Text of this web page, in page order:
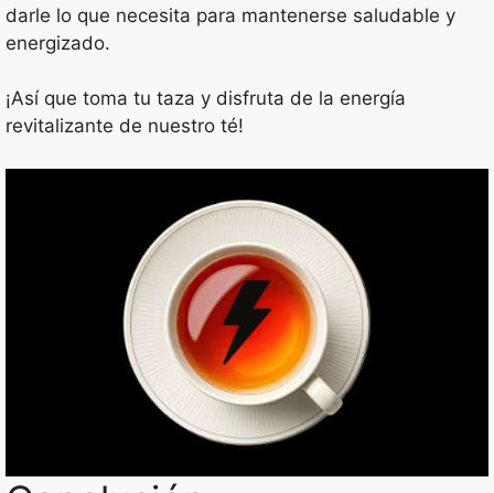
darle lo que necesita para mantenerse saludable y
energizado.
¡Así que toma tu taza y disfruta de la energía
revitalizante de nuestro té!